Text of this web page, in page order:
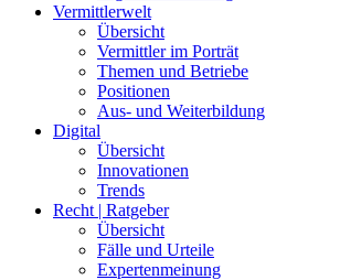
Vermittlerwelt
Übersicht
Vermittler im Porträt
Themen und Betriebe
Positionen
Aus- und Weiterbildung
Digital
Übersicht
Innovationen
Trends
Recht | Ratgeber
Übersicht
Fälle und Urteile
Expertenmeinung